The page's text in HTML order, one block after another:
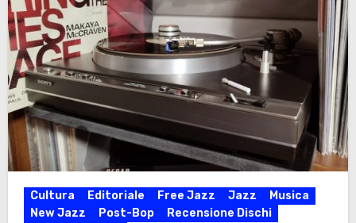
Cultura Editoriale Free Jazz Jazz
Musica
New Jazz
Post-Bop
Recensione Dischi